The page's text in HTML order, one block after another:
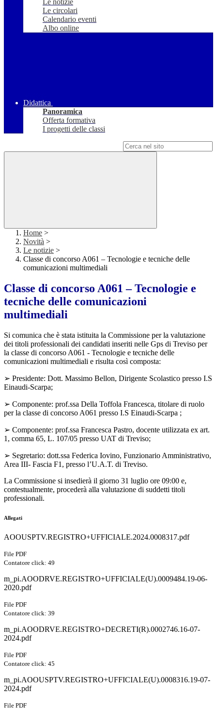
Le notizie
Le circolari
Calendario eventi
Albo online
Didattica
Panoramica
Offerta formativa
I progetti delle classi
Home >
Novità >
Le notizie >
Classe di concorso A061 – Tecnologie e tecniche delle
comunicazioni multimediali
Classe di concorso A061 – Tecnologie e
tecniche delle comunicazioni
multimediali
Si comunica che è stata istituita la Commissione per la valutazione
dei titoli professionali dei candidati inseriti nelle Gps di Treviso per
la classe di concorso A061 - Tecnologie e tecniche delle
comunicazioni multimediali e risulta così composta:
➢ Presidente: Dott. Massimo Bellon, Dirigente Scolastico presso I.S
Einaudi-Scarpa;
➢ Componente: prof.ssa Della Toffola Francesca, titolare di ruolo
per la classe di concorso A061 presso I.S Einaudi-Scarpa ;
➢ Componente: prof.ssa Francesca Pastro, docente utilizzata ex art.
1, comma 65, L. 107/05 presso UAT di Treviso;
➢ Segretario: dott.ssa Federica Iovino, Funzionario Amministrativo,
Area III- Fascia F1, presso l’U.A.T. di Treviso.
La Commissione si insedierà il giorno 31 luglio ore 09:00 e,
contestualmente, procederà alla valutazione di suddetti titoli
professionali.
Allegati
AOOUSPTV.REGISTRO+UFFICIALE.2024.0008317.pdf
File PDF
Contatore click: 49
m_pi.AOODRVE.REGISTRO+UFFICIALE(U).0009484.19-06-
2020.pdf
File PDF
Contatore click: 39
m_pi.AOODRVE.REGISTRO+DECRETI(R).0002746.16-07-
2024.pdf
File PDF
Contatore click: 45
m_pi.AOOUSPTV.REGISTRO+UFFICIALE(U).0008316.19-07-
2024.pdf
File PDF